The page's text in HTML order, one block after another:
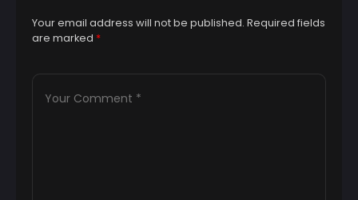
Your email address will not be published. Required fields
are marked *